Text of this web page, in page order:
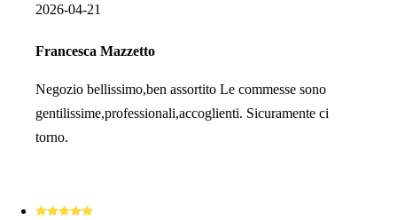
2026-04-21
Francesca Mazzetto
Negozio bellissimo,ben assortito Le commesse sono
gentilissime,professionali,accoglienti. Sicuramente ci
torno.